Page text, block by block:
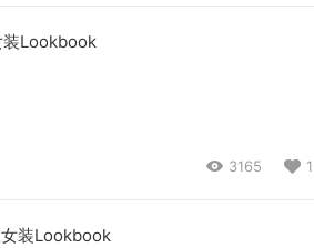
Lookbook
3165 1
装Lookbook